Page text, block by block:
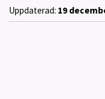
Uppdaterad: 19